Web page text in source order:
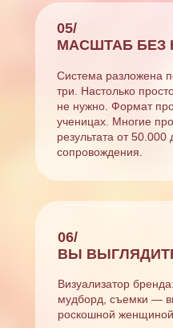
05/
МАСШТАБ БЕЗ
06/
ВЫ
Система разложена
три. Настолько
не нужно. Формат
ученицах. Многие
результата от
сопровождения.
Визуализатор
мудборд, съемки —
роскошной